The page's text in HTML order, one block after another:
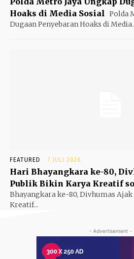
Hoaks di Media Sosial
Polda
Dugaan Penyebaran Hoaks di
FEATURED 7 JULI 2026
Hari Bhayangkara ke-80,
Publik Bikin Karya Kreatif
Bhayangkara ke-80, Divhumas
Kreatif...
- Advertisement -